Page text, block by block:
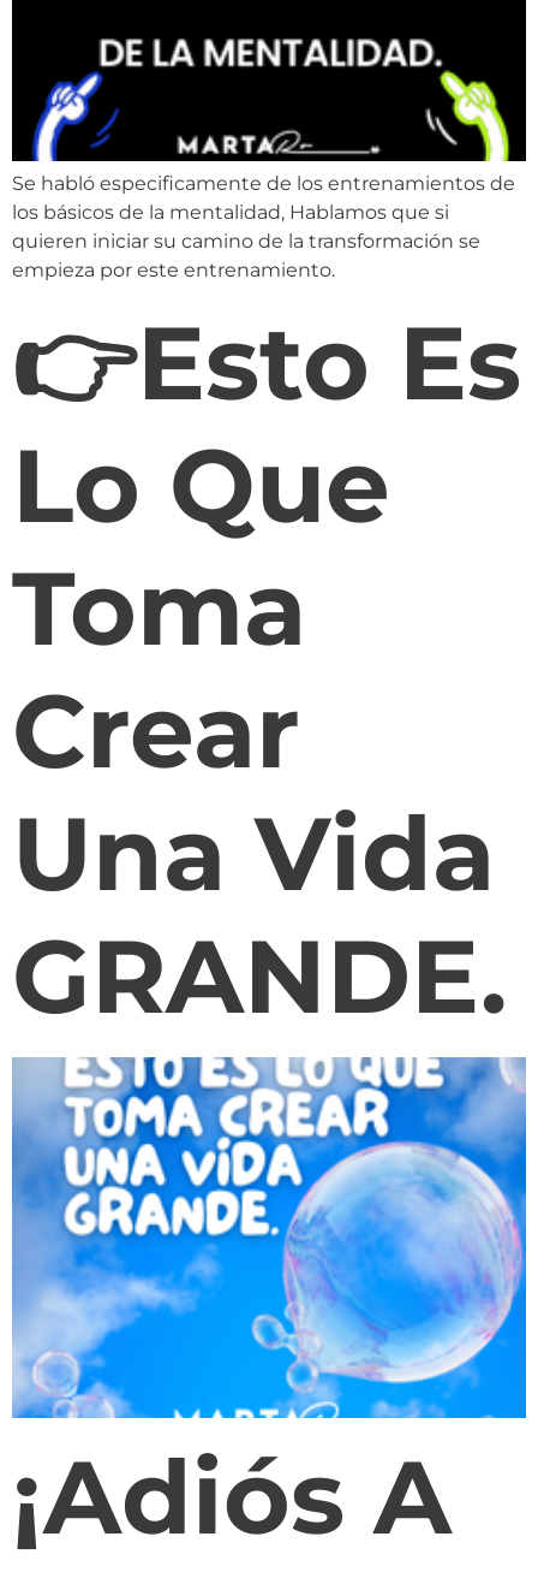
Se habló especificamente de los entrenamientos de
los básicos de la mentalidad, Hablamos que si
quieren iniciar su camino de la transformación se
empieza por este entrenamiento.
👉Esto Es
Lo Que
Toma
Crear
Una Vida
GRANDE.
¡Adiós A